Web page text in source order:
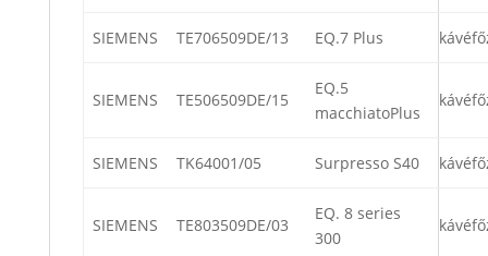
SIEMENS TE706509DE/13 EQ.7 Plus
SIEMENS TE506509DE/15
EQ.5
macchiatoPlus
SIEMENS TK64001/05 Surpresso S40
SIEMENS TE803509DE/03
EQ. 8 series
300